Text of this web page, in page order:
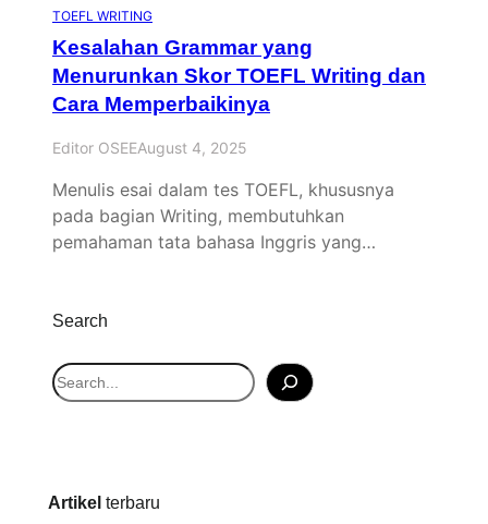
TOEFL WRITING
Kesalahan Grammar yang
Menurunkan Skor TOEFL Writing dan
Cara Memperbaikinya
Editor OSEEAugust 4, 2025
Menulis esai dalam tes TOEFL, khususnya
pada bagian Writing, membutuhkan
pemahaman tata bahasa Inggris yang…
Search
S
e
h
Artikel terbaru